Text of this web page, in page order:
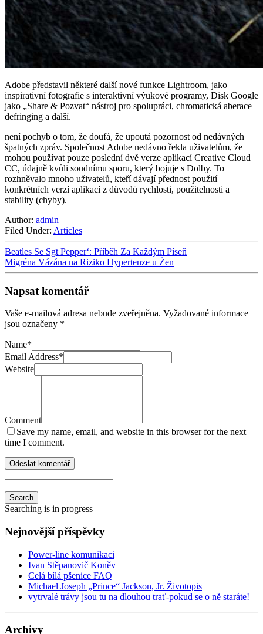
Adobe představil některé další nové funkce Lightroom, jako
inspirativní fotografie s interaktivní výukové programy, Disk Google
jako „Share & Pozvat“ nástroj pro spolupráci, chromatická aberace
defringing a další.
není pochyb o tom, že doufá, že upoutá pozornost od nedávných
špatných zpráv. Společnost Adobe nedávno řekla uživatelům, že
mohou používat pouze poslední dvě verze aplikací Creative Cloud
CC, údajně kvůli soudnímu sporu, který bojuje s Dolby. To
rozhněvalo mnoho uživatelů, kteří dávají přednost použití
konkrétních verzí aplikací z důvodů rychlosti, použitelnosti a
stability (chyby).
Author: admin
Filed Under: Articles
Beatles Se Sgt Pepper‘: Příběh Za Každým Píseň
Migréna Vázána na Riziko Hypertenze u Žen
Napsat komentář
Vaše e-mailová adresa nebude zveřejněna. Vyžadované informace
jsou označeny *
Name*
Email Address*
Website
Comment
Save my name, email, and website in this browser for the next
time I comment.
Search
Searching is in progress
Nejnovější příspěvky
Power-line komunikaci
Ivan Stěpanovič Koněv
Celá bílá pšenice FAQ
Michael Joseph „Prince“ Jackson, Jr. Životopis
vytrvalé trávy jsou tu na dlouhou trať-pokud se o ně staráte!
Archivy